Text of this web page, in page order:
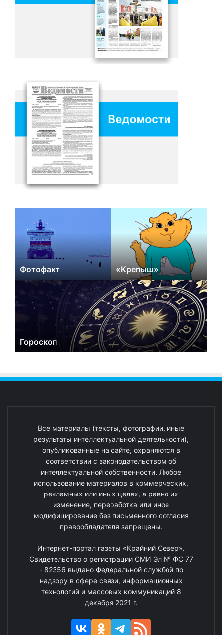
Фотофакт «Крепыш»
Гороскоп
Все материалы (тексты, фотографии, иные
результаты интеллектуальной деятельности),
опубликованные на сайте, охраняются в
соответствии с законодательством об
интеллектуальной собственности. Любое
использование материалов в коммерческих,
рекламных или иных целях, а равно их
изменение, переработка или иное
модифицирование без письменного согласия
правообладателя запрещены.
Интернет-портал газеты «Крайний Север».
Свидетельство о регистрации СМИ Эл № ФС 77
- 82356 выдано Федеральной службой по
надзору в сфере связи, информационных
технологий и массовых коммуникаций 8
декабря 2021 г.